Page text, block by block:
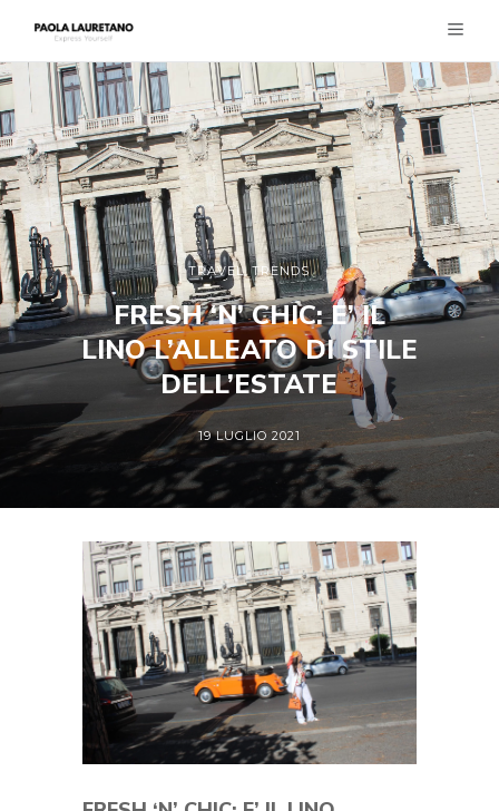
TRAVEL,TRENDS
FRESH ‘N’ CHIC: E’ IL
LINO L’ALLEATO DI STILE
DELL’ESTATE
19 LUGLIO 2021